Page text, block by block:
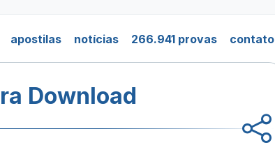
apostilas notícias 266.941 provas contato
Download